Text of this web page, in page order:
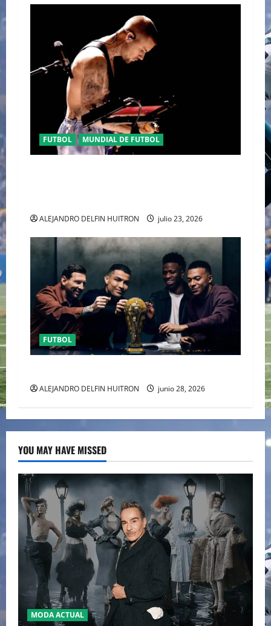
FUTBOL MUNDIAL DE FUTBOL
ALEJANDRO DELFIN HUITRON julio 23, 2026
FUTBOL
ALEJANDRO DELFIN HUITRON junio 28, 2026
YOU MAY HAVE MISSED
MODA ACTUAL